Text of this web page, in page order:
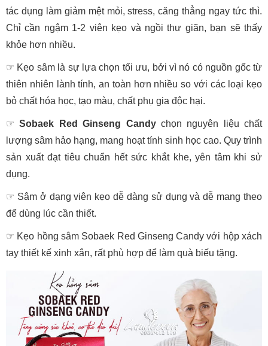
tác dụng làm giảm mệt mỏi, stress, căng thẳng ngay tức thì.
Chỉ cần ngậm 1-2 viên kẹo và ngồi thư giãn, bạn sẽ thấy
khỏe hơn nhiều.
☞ Kẹo sâm là sự lựa chọn tối ưu, bởi vì nó có nguồn gốc từ
thiên nhiên lành tính, an toàn hơn nhiều so với các loại kẹo
bỏ chất hóa học, tạo màu, chất phụ gia độc hại.
☞ Sobaek Red Ginseng Candychọn nguyên liệu chất
lượng sâm hảo hạng, mang hoạt tính sinh học cao. Quy trình
sản xuất đạt tiêu chuẩn hết sức khắt khe, yên tâm khi sử
dụng.
☞ Sâm ở dạng viên kẹo dễ dàng sử dụng và dễ mang theo
để dùng lúc cần thiết.
☞ Kẹo hồng sâm Sobaek Red Ginseng Candy với hộp xách
tay thiết kế xinh xắn, rất phù hợp để làm quà biếu tặng.